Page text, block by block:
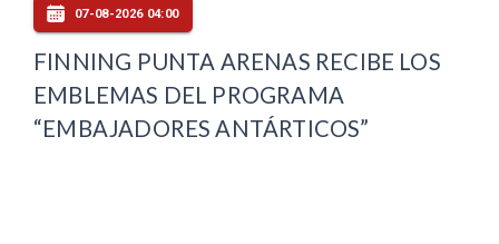
07-08-2026 04:00
FINNING PUNTA ARENAS RECIBE LOS
EMBLEMAS DEL PROGRAMA
“EMBAJADORES ANTÁRTICOS”